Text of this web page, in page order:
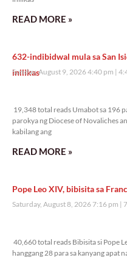
READ MORE »
632-indibidwal mula sa San
inilikas
Sunday, August 9, 2026 4:40 pm
19,348 total reads Umabot sa 196
parokya ng Diocese of Novaliches
kabilang ang
READ MORE »
Pope Leo XIV, bibisita sa
Saturday, August 8, 2026 7:16 pm
40,660 total reads Bibisita si Pope
hanggang 28 para sa kanyang apat